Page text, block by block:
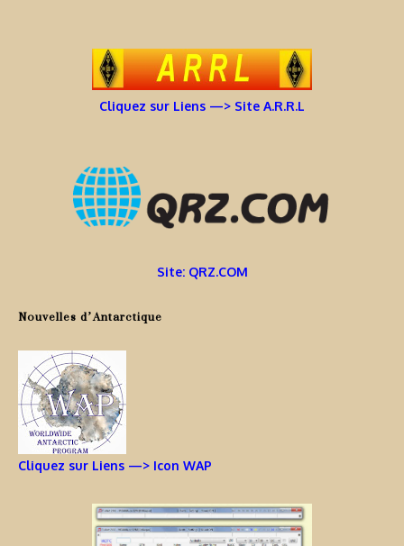
Cliquez sur Liens —> Site A.R.R.L
Site: QRZ.COM
Nouvelles d’Antarctique
Cliquez sur Liens —> Icon WAP